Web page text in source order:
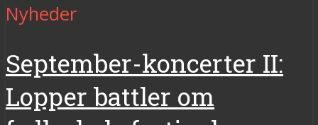
Nyheder
September-koncerter II:
Lopper battler om